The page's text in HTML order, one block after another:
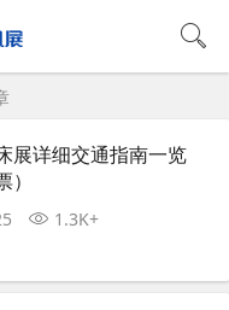
展详细交通指南一览
1.3K+